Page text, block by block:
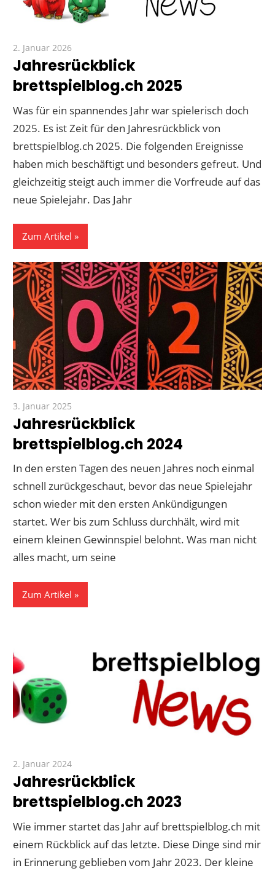
2. Januar 2026
Jahresrückblick
brettspielblog.ch 2025
Was für ein spannendes Jahr war spielerisch doch
2025. Es ist Zeit für den Jahresrückblick von
brettspielblog.ch 2025. Die folgenden Ereignisse
haben mich beschäftigt und besonders gefreut. Und
gleichzeitig steigt auch immer die Vorfreude auf das
neue Spielejahr. Das Jahr
Zum Artikel
3. Januar 2025
Jahresrückblick
brettspielblog.ch 2024
In den ersten Tagen des neuen Jahres noch einmal
schnell zurückgeschaut, bevor das neue Spielejahr
schon wieder mit den ersten Ankündigungen
startet. Wer bis zum Schluss durchhält, wird mit
einem kleinen Gewinnspiel belohnt. Was man nicht
alles macht, um seine
Zum Artikel
2. Januar 2024
Jahresrückblick
brettspielblog.ch 2023
Wie immer startet das Jahr auf brettspielblog.ch mit
einem Rückblick auf das letzte. Diese Dinge sind mir
in Erinnerung geblieben vom Jahr 2023. Der kleine